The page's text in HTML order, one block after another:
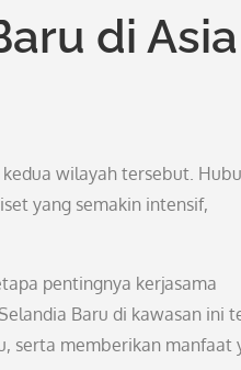
di Asia
wilayah tersebut.
yang semakin intensif,
pentingnya kerjasama
Baru di kawasan ini
serta memberikan manfaat